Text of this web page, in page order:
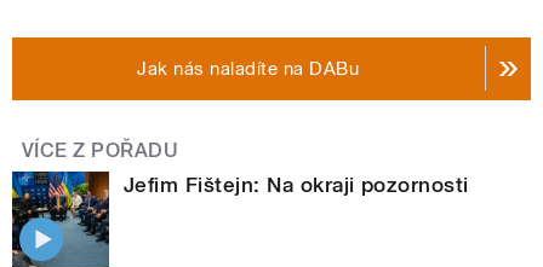
Jak nás naladíte na DABu
VÍCE Z POŘADU
Jefim Fištejn: Na okraji pozornosti